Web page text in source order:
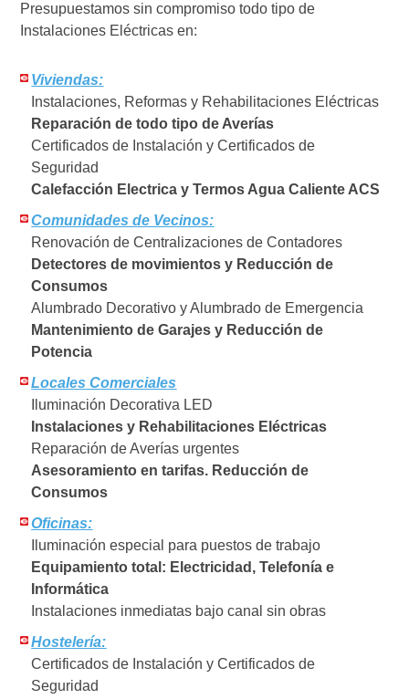
Presupuestamos sin compromiso todo tipo de
Instalaciones Eléctricas en:
Viviendas:
Instalaciones, Reformas y Rehabilitaciones Eléctricas
Reparación de todo tipo de Averías
Certificados de Instalación y Certificados de
Seguridad
Calefacción Electrica y Termos Agua Caliente ACS
Comunidades de Vecinos:
Renovación de Centralizaciones de Contadores
Detectores de movimientos y Reducción de
Consumos
Alumbrado Decorativo y Alumbrado de Emergencia
Mantenimiento de Garajes y Reducción de
Potencia
Locales Comerciales
Iluminación Decorativa LED
Instalaciones y Rehabilitaciones Eléctricas
Reparación de Averías urgentes
Asesoramiento en tarifas. Reducción de
Consumos
Oficinas:
Iluminación especial para puestos de trabajo
Equipamiento total: Electricidad, Telefonía e
Informática
Instalaciones inmediatas bajo canal sin obras
Hostelería:
Certificados de Instalación y Certificados de
Seguridad